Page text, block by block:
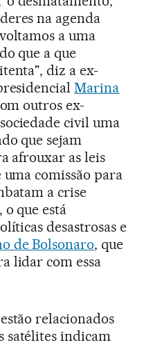
na agenda
a uma
que a que
diz a ex-
Marina
outros ex-
civil uma
que sejam
afrouxar as leis
comissão para
a crise
que está
desastrosas e
de Bolsonaro, que
lidar com essa
relacionados
satélites indicam